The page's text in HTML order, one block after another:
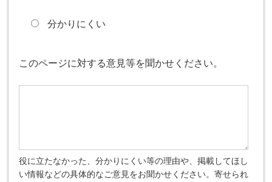
分かりにくい
このページに対する意見等を聞かせください。
役に立たなかった、分かりにくい等の理由や、掲載してほし
い情報などの具体的なご意見をお聞かせください。寄せられ